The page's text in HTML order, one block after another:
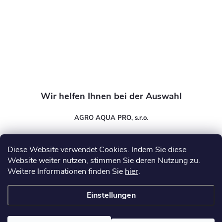
Diese Website verwendet Cookies. Indem Sie diese
Website weiter nutzen, stimmen Sie deren Nutzung zu.
Weitere Informationen finden Sie hier.
Einstellungen
AGRO AQUA PRO, s.r.o.
Informationen für Sie
Wasser-Expert. Alle Rechte vorbehalten.